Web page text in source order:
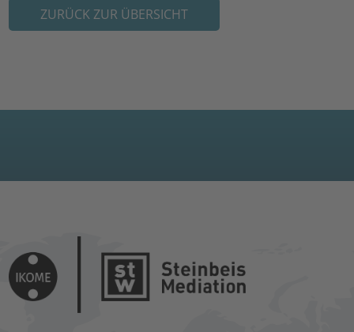
ZURÜCK ZUR ÜBERSICHT